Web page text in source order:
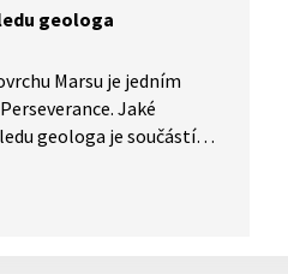
geologa
Marsu je jedním
Jaké
geologa je součástí
posbírá, nebo se